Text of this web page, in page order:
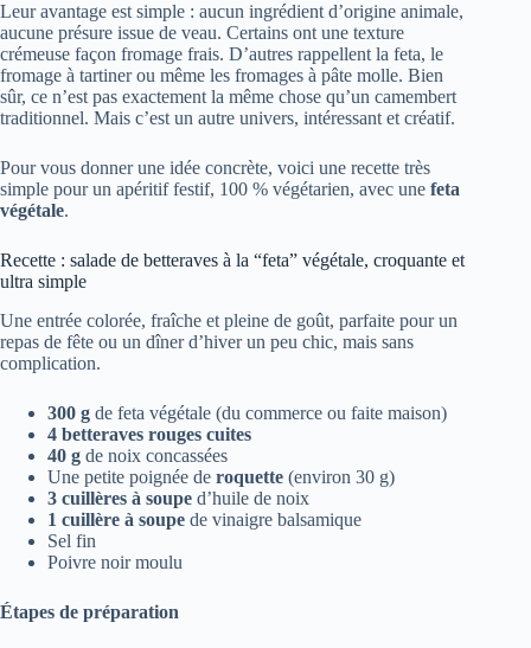
Leur avantage est simple : aucun ingrédient d’origine animale,
aucune présure issue de veau. Certains ont une texture
crémeuse façon fromage frais. D’autres rappellent la feta, le
fromage à tartiner ou même les fromages à pâte molle. Bien
sûr, ce n’est pas exactement la même chose qu’un camembert
traditionnel. Mais c’est un autre univers, intéressant et créatif.
Pour vous donner une idée concrète, voici une recette très
simple pour un apéritif festif, 100 % végétarien, avec une feta
végétale.
Recette : salade de betteraves à la “feta” végétale, croquante et
ultra simple
Une entrée colorée, fraîche et pleine de goût, parfaite pour un
repas de fête ou un dîner d’hiver un peu chic, mais sans
complication.
300 g de feta végétale (du commerce ou faite maison)
4 betteraves rouges cuites
40 g de noix concassées
Une petite poignée de roquette (environ 30 g)
3 cuillères à soupe d’huile de noix
1 cuillère à soupe de vinaigre balsamique
Sel fin
Poivre noir moulu
Étapes de préparation